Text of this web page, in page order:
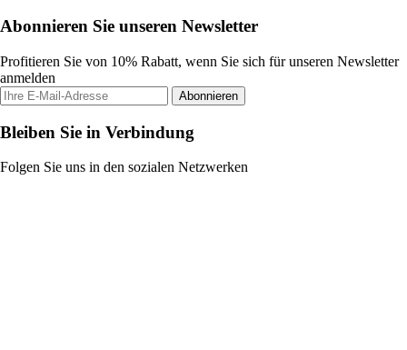
Abonnieren Sie unseren Newsletter
Profitieren Sie von 10% Rabatt, wenn Sie sich für unseren Newsletter
anmelden
Abonnieren
Bleiben Sie in Verbindung
Folgen Sie uns in den sozialen Netzwerken